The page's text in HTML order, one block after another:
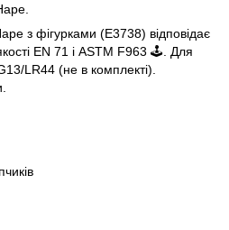
з фігурками (E3738) відповідає
EN 71 і ASTM F963 🕹️. Для
LR44 (не в комплекті).